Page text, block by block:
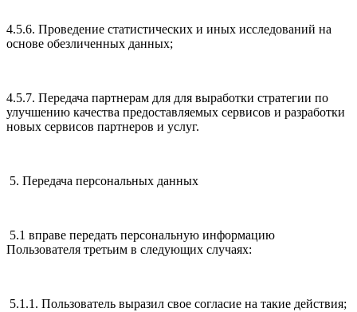
4.5.6. Проведение статистических и иных исследований на
основе обезличенных данных;
4.5.7. Передача партнерам для для выработки стратегии по
улучшению качества предоставляемых сервисов и разработки
новых сервисов партнеров и услуг.
5. Передача персональных данных
5.1 вправе передать персональную информацию
Пользователя третьим в следующих случаях:
5.1.1. Пользователь выразил свое согласие на такие действия;